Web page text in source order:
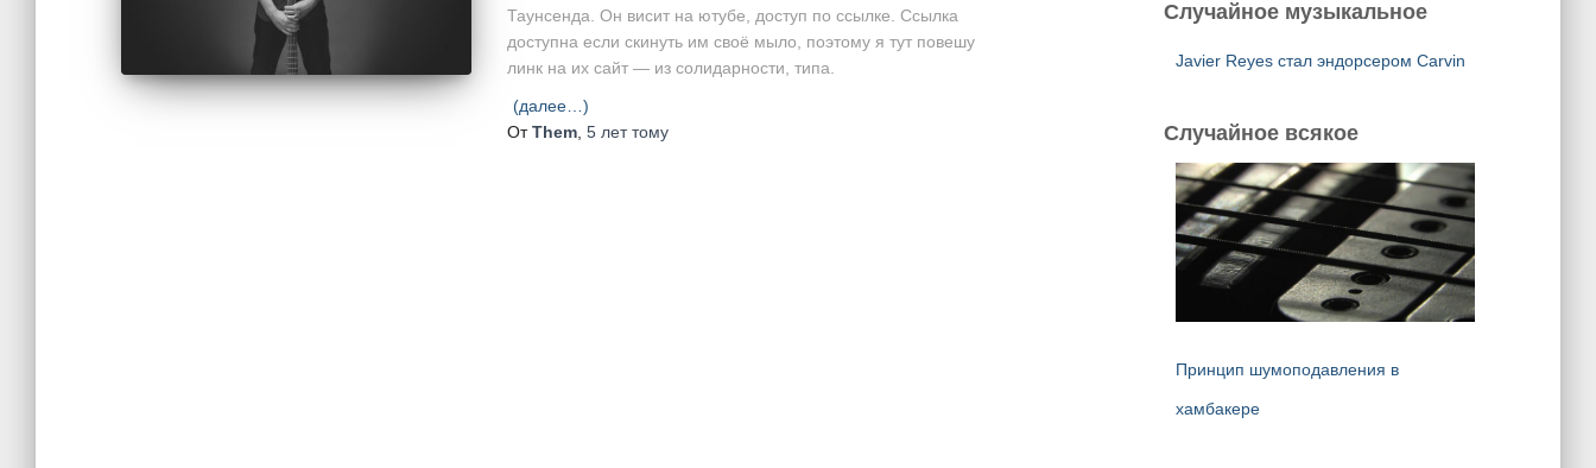
Таунсенда. Он висит на ютубе, доступ по ссылке. Ссылка
доступна если скинуть им своё мыло, поэтому я тут повешу
линк на их сайт — из солидарности, типа.
(далее…)
ОтThem 5 леттому
:Случайное музыкальное
Javier Reyes стал эндорсером Carvin
Случайное всякое
Принцип шумоподавления в
хамбакере